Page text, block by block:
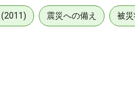
震災への備え 被災